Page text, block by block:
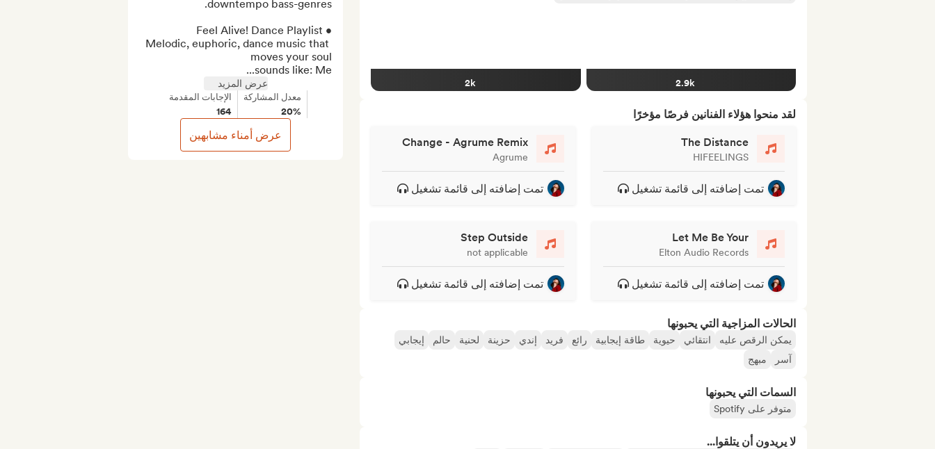
2.9k
2k
لقد منحوا هؤلاء الفنانين فرصًا مؤخرًا
The Distance
HIFEELINGS
تمت إضافته إلى قائمة تشغيل
Change - Agrume Remix
Agrume
تمت إضافته إلى قائمة تشغيل
Let Me Be Your
Elton Audio Records
تمت إضافته إلى قائمة تشغيل
Step Outside
not applicable
تمت إضافته إلى قائمة تشغيل
الحالات المزاجية التي يحبونها
يمكن الرقص عليه انتقائي حيوية طاقة إيجابية رائع فريد إندي حزينة لحنية حالم
إيجابي
آسر
مبهج
السمات التي يحبونها
متوفر على Spotify
لا يريدون أن يتلقوا...
Melodic, euphoric, dance music that
sounds like: Me...
عرض المزيد
معدل المشاركة
20%
الإجابات المقدمة
164
عرض أمناء مشابهين